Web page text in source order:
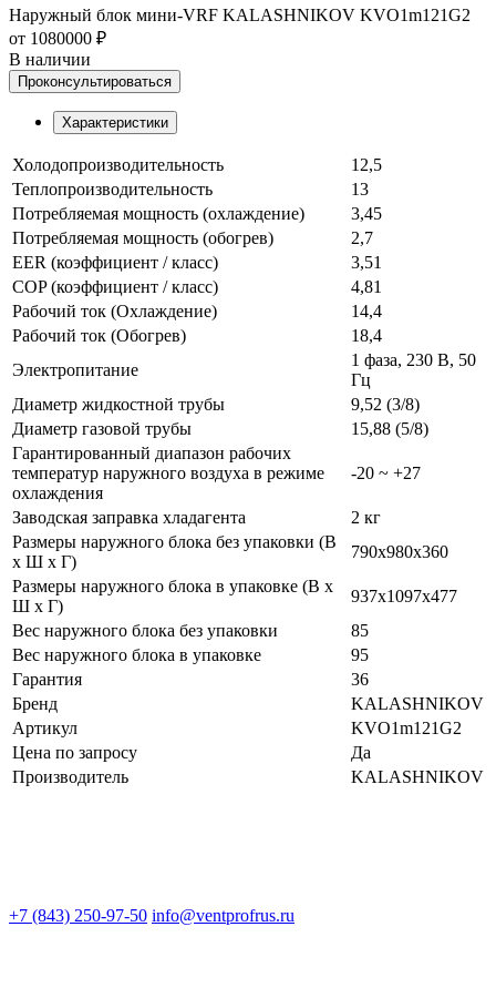
Наружный блок мини-VRF KALASHNIKOV KVO1m121G2
от 1080000 ₽
В наличии
Проконсультироваться
Характеристики
Холодопроизводительность
12,5
Теплопроизводительность
13
Потребляемая мощность (охлаждение)
3,45
Потребляемая мощность (обогрев)
2,7
EER (коэффициент / класс)
3,51
COP (коэффициент / класс)
4,81
Рабочий ток (Охлаждение)
14,4
Рабочий ток (Обогрев)
18,4
Электропитание
1 фаза, 230 В, 50
Гц
Диаметр жидкостной трубы
9,52 (3/8)
Диаметр газовой трубы
15,88 (5/8)
Гарантированный диапазон рабочих
температур наружного воздуха в режиме
охлаждения
-20 ~ +27
Заводская заправка хладагента
2 кг
Размеры наружного блока без упаковки (В
х Ш х Г)
790x980x360
Размеры наружного блока в упаковке (В х
Ш х Г)
937х1097х477
Вес наружного блока без упаковки
85
Вес наружного блока в упаковке
95
Гарантия
36
Бренд
KALASHNIKOV
Артикул
KVO1m121G2
Цена по запросу
Да
Производитель
KALASHNIKOV
+7 (843) 250-97-50 info@ventprofrus.ru